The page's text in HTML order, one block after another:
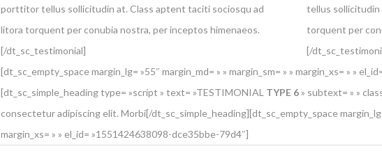
porttitor tellus sollicitudin at. Class aptent taciti sociosqu ad
litora torquent per conubia nostra, per inceptos himenaeos.
[/dt_sc_testimonial]
tellus sollicitudin
torquent per
[/
[dt_sc_empty_space margin_lg= »55″ margin_md= » » margin_sm= » » margin_xs= » »
[dt_sc_simple_heading type= »script » text= »TESTIMONIAL TYPE 6» subtext= » »
consectetur adipiscing elit. Morbi[/dt_sc_simple_heading][dt_sc_empty_space margin_lg=
margin_xs= » » el_id= »1551424638098-dce35bbe-79d4″]